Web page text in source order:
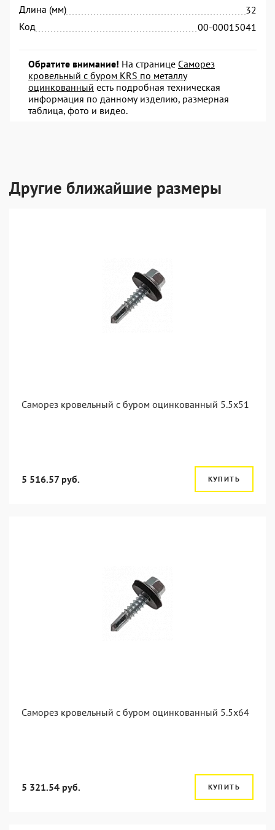
Длина (мм)
32
Код
00-00015041
Обратите внимание! На странице Саморез
кровельный с буром KRS по металлу
оцинкованный есть подробная техническая
информация по данному изделию, размерная
таблица, фото и видео.
Другие ближайшие размеры
Саморез кровельный с буром оцинкованный 5.5х51
5 516.57 руб. КУПИТЬ
Саморез кровельный с буром оцинкованный 5.5х64
5 321.54 руб. КУПИТЬ